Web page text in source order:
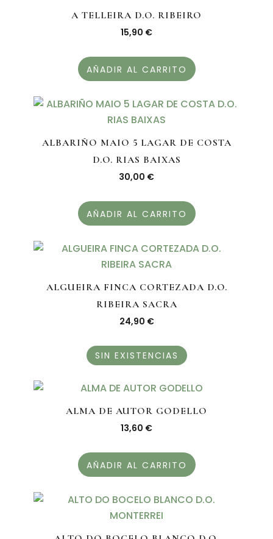
A TELLEIRA D.O. RIBEIRO
15,90 €
AÑADIR AL CARRITO
ALBARIÑO MAIO 5 LAGAR DE COSTA
D.O. RIAS BAIXAS
30,00 €
AÑADIR AL CARRITO
ALGUEIRA FINCA CORTEZADA D.O.
RIBEIRA SACRA
24,90 €
SIN EXISTENCIAS
ALMA DE AUTOR GODELLO
13,60 €
AÑADIR AL CARRITO